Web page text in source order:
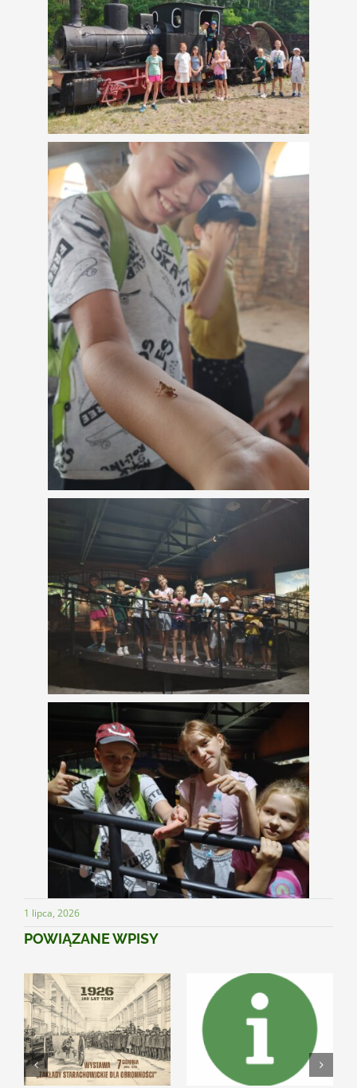
1 lipca, 2026
POWIĄZANE WPISY